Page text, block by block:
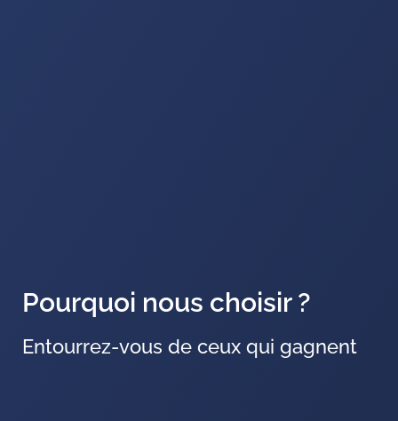
Pourquoi nous choisir ?
Entourrez-vous de ceux qui gagnent